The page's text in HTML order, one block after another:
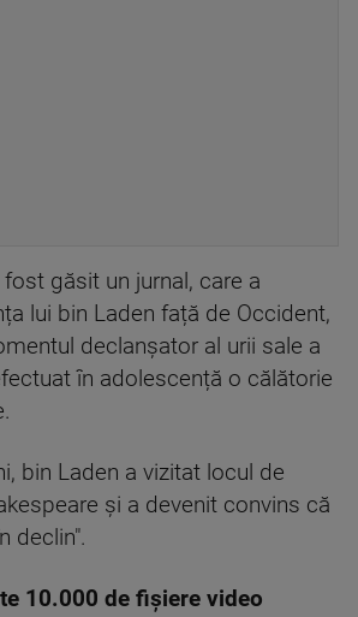
fost găsit un jurnal, care a
lui bin Laden față de Occident,
declanșator al urii sale a
în adolescență o călătorie
bin Laden a vizitat locul de
și a devenit convins că
declin".
10.000 de fișiere video